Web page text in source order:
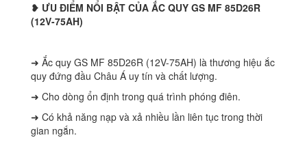
❥ ƯU ĐIỂM NỔI BẬT CỦA ẮC QUY GS MF 85D26R
(12V-75AH)
➜ Ắc quy GS MF 85D26R (12V-75AH) là thương hiệu ắc
quy đứng đầu Châu Á uy tín và chất lượng.
➜ Cho dòng ổn định trong quá trình phóng điên.
➜ Có khả năng nạp và xả nhiều lần liên tục trong thời
gian ngắn.